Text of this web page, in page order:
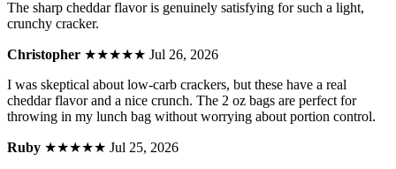
The sharp cheddar flavor is genuinely satisfying for such a light,
crunchy cracker.
Christopher ★★★★★ Jul 26, 2026
I was skeptical about low-carb crackers, but these have a real
cheddar flavor and a nice crunch. The 2 oz bags are perfect for
throwing in my lunch bag without worrying about portion control.
Ruby ★★★★★ Jul 25, 2026